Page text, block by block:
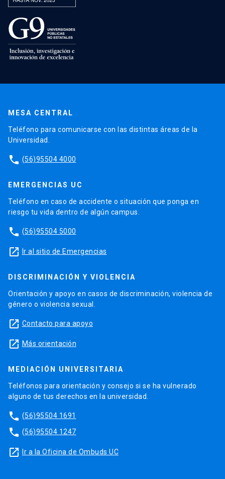
MESA CENTRAL
Teléfono para comunicarse con las distintas áreas de la
Universidad.
phone (56)95504 4000
EMERGENCIAS UC
Teléfono en caso de accidente o situación que ponga en
riesgo tu vida dentro de algún campus.
phone (56)95504 5000
launch Ir al sitio de Emergencias
DISCRIMINACIÓN Y VIOLENCIA
Orientación y apoyo en casos de discriminación, violencia de
género o violencia sexual.
launch Contacto para apoyo
launch Más orientación
MEDIACIÓN UNIVERSITARIA
Teléfonos para orientación y consejo si se ha vulnerado
alguno de tus derechos en la universidad.
phone (56)95504 1691
phone (56)95504 1247
launch Ir a la Oficina de Ombuds UC